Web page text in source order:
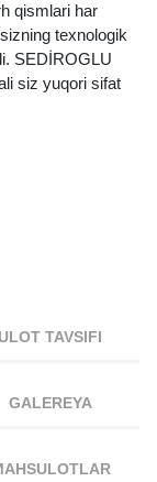
qismlari har
texnologik
SEDİROGLU
siz yuqori sifat
TAVSIFI
GALEREYA